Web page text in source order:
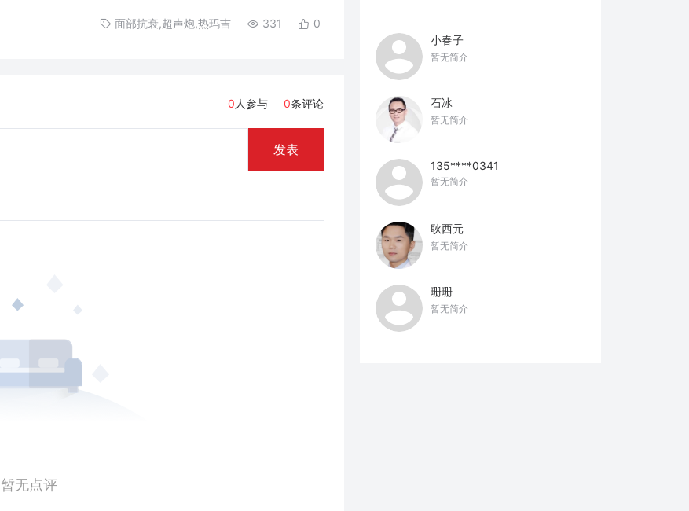
面部抗衰,超声炮,热玛吉 331 0
0 人参与 0条评论
发表
暂无点评
小春子
暂无简介
石冰
暂无简介
135****0341
暂无简介
耿西元
暂无简介
珊珊
暂无简介